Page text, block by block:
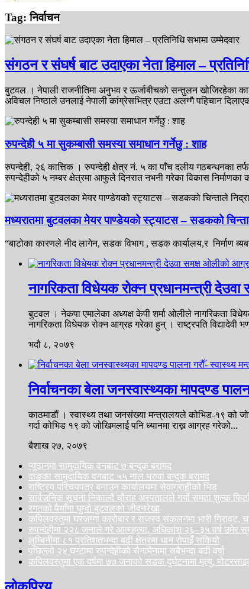
Tag:निर्वाचन
संगठन र संघर्ष बाट उदाएका नेता हिमाल –
बुटवल । नेपाली राजनीतिमा अनुभव र ऊर्जाबीचको सन्तुलन खोजिरहेका
अविचल निष्ठाले उनलाई नेपाली कांग्रेसभित्र एउटा अलग्गै पहिचान
रुपन्देही ५ मा सुकम्बासी समस्या समाधान गर्नेछु : शाह
रुपन्देही, २६ कात्तिक । रुपन्देही क्षेत्र नं. ५ का पाँच दलीय गठबन्धनका
रुपन्देहीको ५ नम्बर क्षेत्रमा आफुले दिनरात नभनी गरेका विकास
मध्यरातमा बुटवलका मेयर पाण्डेयको स्ट्याटस – सडकको
“बाटोका कारणले नीद लागेन, सडक विभाग , सडक कार्यालय,र निर्माण
नागरिकता विधेयक रोक्न प्रधानमन्त्री
बुटवल । नेकपा एमालेका अध्यक्ष केपी शर्मा ओलीले नागरिकता
नागरिकता विधेयक रोक्न आग्रह गरेका हुन् । राष्ट्रपति विद्यादेवी
भदौ ८, २०७९
निर्वाचनका बेला जनस्वास्थ्यका मापदण्ड
काठमाडौं । स्वास्थ्य तथा जनसंख्या मन्त्रालयले कोभिड-१९ को
गर्दा कोभिड १९ को जोखिमलाई पनि ध्यानमा राख्न आग्रह गरेको...
बैशाख २७, २०७९
प्युठानमा सामुदायिक वनबाट ७ बन्दुक बरामद
दाङका सामुदायिक वनबाट ५५ नाल भरुवा बन्दुक बरामद
राष्ट्रिय परिचयपत्र बनाउन कार्यालयमा सेवाग्राहीको भिड
सार्वजनिक सूचना निकाल्दै चौराह अस्पतालले गर्यो समता शुल्क
रगतको पैयाँमा घुम्दो बुटवलको जीवनरेखा
कपिलवस्तुमा घरजग्गा कारोबार र राजस्व संकलनमा भारी
रुपन्देहीमा २२८ जनाले गरे आत्महत्या, अधिकांश २६–३५ वर्ष उमेर
लुम्बिनीमा ८१ प्रतिशतभन्दा बढी क्षेत्रमा धान रोपाइँ सकियो
पछिल्लो २४ घण्टामा रुपन्देहीको सैनामैनामा सबैभन्दा बढी वर्षा
कपिलवस्तुमा एक वर्षमा ७७ जनाको सडक दुर्घटनामा मृत्यु,